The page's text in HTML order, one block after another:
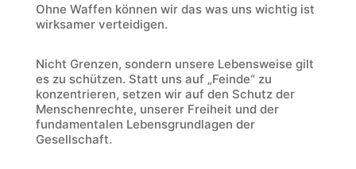
Ohne Waffen können wir das was uns wichtig ist
wirksamer verteidigen.
Nicht Grenzen, sondern unsere Lebensweise gilt
es zu schützen. Statt uns auf „Feinde“ zu
konzentrieren, setzen wir auf den Schutz der
Menschenrechte, unserer Freiheit und der
fundamentalen Lebensgrundlagen der
Gesellschaft.